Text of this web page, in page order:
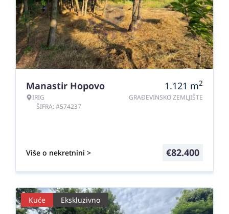
Manastir Hopovo
IRIG
ŠIFRA: #574237
1.121 m2
GRAĐEVINSKO ZEMLJIŠTE
Više o nekretnini > €82.400
Kuće Ekskluzivno